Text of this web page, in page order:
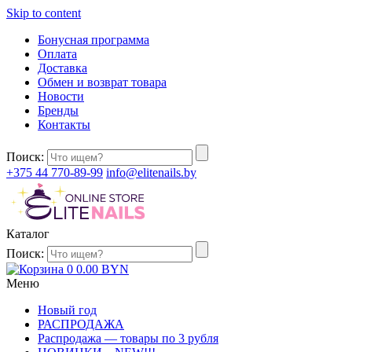
Skip to content
Бонусная программа
Оплата
Доставка
Обмен и возврат товара
Новости
Бренды
Контакты
Поиск:
+375 44 770-89-99 info@elitenails.by
Каталог
Поиск:
0 0.00 BYN
Меню
Новый год
РАСПРОДАЖА
Распродажа — товары по 3 рубля